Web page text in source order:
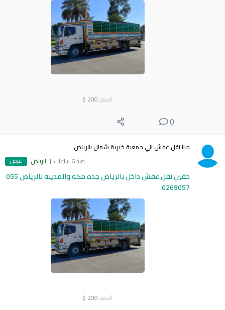
السعر 200
$
0
دينا نقل عفش الي جمعية خيرية شمال بالرياض
منذ 6 ساعات
الرياض عرض
حقين نقل عفش داخل بالرياض جده مكه والمدينه بالرياض 055
0269057
السعر 200
$